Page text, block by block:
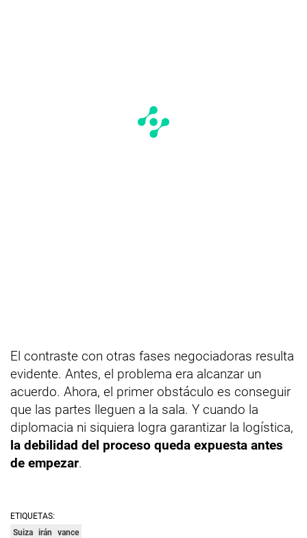
El contraste con otras fases negociadoras resulta
evidente. Antes, el problema era alcanzar un
acuerdo. Ahora, el primer obstáculo es conseguir
que las partes lleguen a la sala. Y cuando la
diplomacia ni siquiera logra garantizar la logística,
la debilidad del proceso queda expuesta antes
de empezar.
ETIQUETAS:
Suiza irán vance